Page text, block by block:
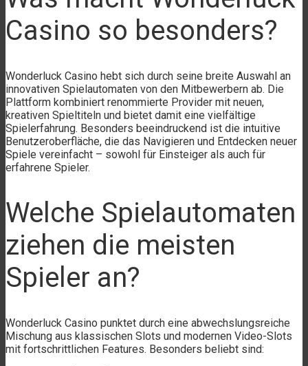
Casino so besonders?
Wonderluck Casino hebt sich durch seine breite Auswahl an
innovativen Spielautomaten von den Mitbewerbern ab. Die
Plattform kombiniert renommierte Provider mit neuen,
kreativen Spieltiteln und bietet damit eine vielfältige
Spielerfahrung. Besonders beeindruckend ist die intuitive
Benutzeroberfläche, die das Navigieren und Entdecken neuer
Spiele vereinfacht – sowohl für Einsteiger als auch für
erfahrene Spieler.
Welche Spielautomaten
ziehen die meisten
Spieler an?
Wonderluck Casino punktet durch eine abwechslungsreiche
Mischung aus klassischen Slots und modernen Video-Slots
mit fortschrittlichen Features. Besonders beliebt sind: